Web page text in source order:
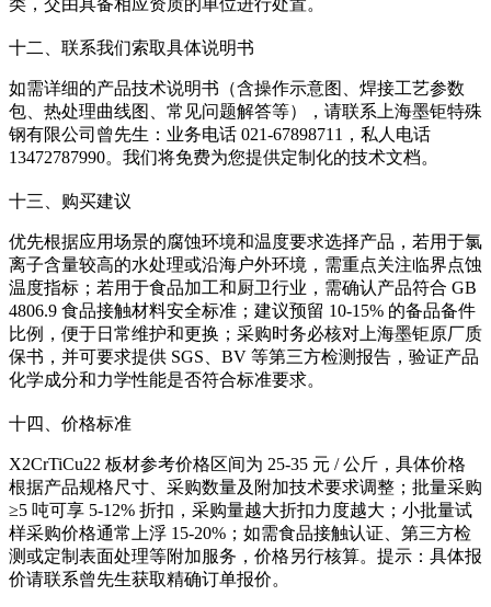
类，交由具备相应资质的单位进行处置。
十二、联系我们索取具体说明书
如需详细的产品技术说明书（含操作示意图、焊接工艺参数
包、热处理曲线图、常见问题解答等），请联系上海墨钜特殊
钢有限公司曾先生：业务电话 021-67898711，私人电话
13472787990。我们将免费为您提供定制化的技术文档。
十三、购买建议
优先根据应用场景的腐蚀环境和温度要求选择产品，若用于氯
离子含量较高的水处理或沿海户外环境，需重点关注临界点蚀
温度指标；若用于食品加工和厨卫行业，需确认产品符合 GB
4806.9 食品接触材料安全标准；建议预留 10-15% 的备品备件
比例，便于日常维护和更换；采购时务必核对上海墨钜原厂质
保书，并可要求提供 SGS、BV 等第三方检测报告，验证产品
化学成分和力学性能是否符合标准要求。
十四、价格标准
X2CrTiCu22 板材参考价格区间为 25-35 元 / 公斤，具体价格
根据产品规格尺寸、采购数量及附加技术要求调整；批量采购
≥5 吨可享 5-12% 折扣，采购量越大折扣力度越大；小批量试
样采购价格通常上浮 15-20%；如需食品接触认证、第三方检
测或定制表面处理等附加服务，价格另行核算。提示：具体报
价请联系曾先生获取精确订单报价。